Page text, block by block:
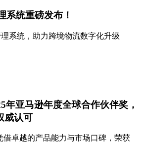
系统重磅发布！
系统，助力跨境物流数字化升级
年亚马逊年度全球合作伙伴奖，
威认可
借卓越的产品能力与市场口碑，荣获